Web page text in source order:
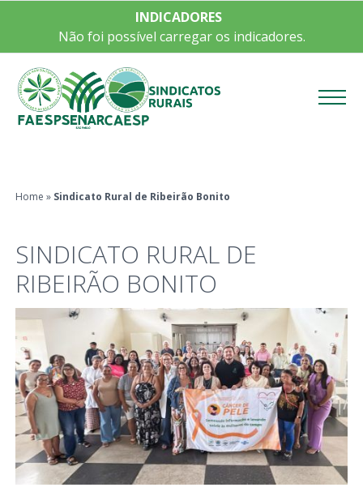
INDICADORES
Não foi possível carregar os indicadores.
Home » Sindicato Rural de Ribeirão Bonito
SINDICATO RURAL DE
RIBEIRÃO BONITO